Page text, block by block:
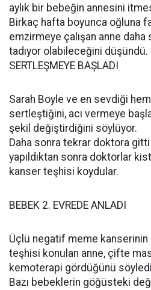
aylık bir bebeğin annesini
Birkaç hafta boyunca oğluna
emzirmeye çalışan anne daha
tadıyor olabileceğini düşündü.
SERTLEŞMEYE BAŞLADI
Sarah Boyle ve en sevdiği
sertleştiğini, acı vermeye
şekil değiştirdiğini söylüyor.
Daha sonra tekrar doktora
yapıldıktan sonra doktorlar
kanser teşhisi koydular.
BEBEK 2. EVREDE ANLADI
Üçlü negatif meme
teşhisi konulan anne, çifte
kemoterapi gördüğünü
Bazı bebeklerin göğüsteki